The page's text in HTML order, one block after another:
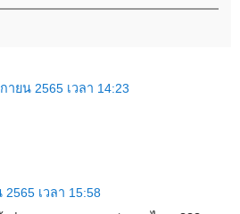
ายน 2565 เวลา 14:23
เวลา 15:58